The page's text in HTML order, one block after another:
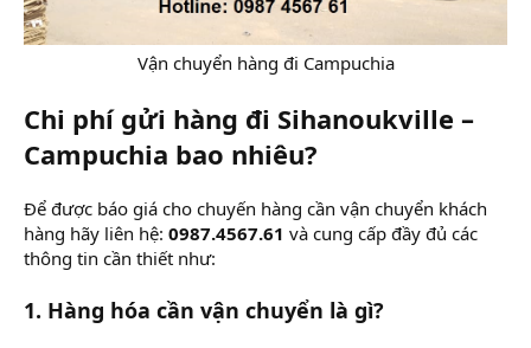
Vận chuyển hàng đi Campuchia​
Chi phí gửi hàng đi Sihanoukville –
Campuchia bao nhiêu?
Để được báo giá cho chuyến hàng cần vận chuyển khách
hàng hãy liên hệ: 0987.4567.61 và cung cấp đầy đủ các
thông tin cần thiết như:
1. Hàng hóa cần vận chuyển là gì?